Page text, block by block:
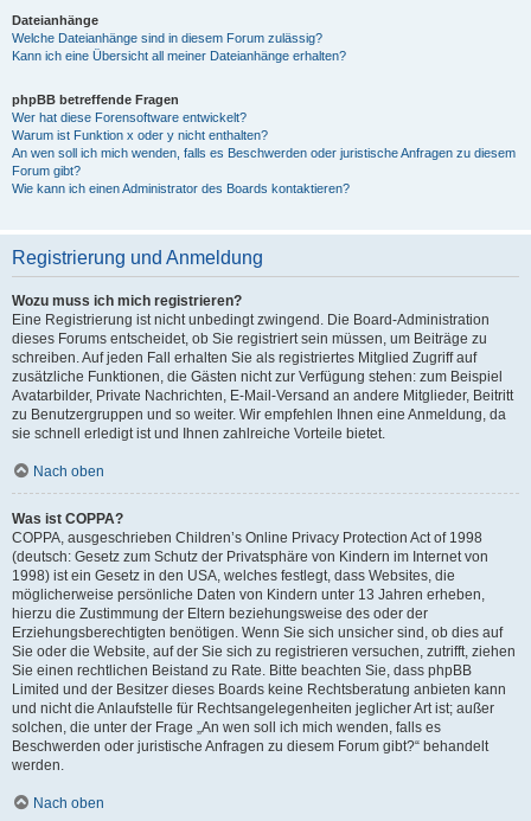
Dateianhänge
Welche Dateianhänge sind in diesem Forum zulässig?
Kann ich eine Übersicht all meiner Dateianhänge erhalten?
phpBB betreffende Fragen
Wer hat diese Forensoftware entwickelt?
Warum ist Funktion x oder y nicht enthalten?
An wen soll ich mich wenden, falls es Beschwerden oder juristische Anfragen zu diesem
Forum gibt?
Wie kann ich einen Administrator des Boards kontaktieren?
Registrierung und Anmeldung
Wozu muss ich mich registrieren?
Eine Registrierung ist nicht unbedingt zwingend. Die Board-Administration
dieses Forums entscheidet, ob Sie registriert sein müssen, um Beiträge zu
schreiben. Auf jeden Fall erhalten Sie als registriertes Mitglied Zugriff auf
zusätzliche Funktionen, die Gästen nicht zur Verfügung stehen: zum Beispiel
Avatarbilder, Private Nachrichten, E-Mail-Versand an andere Mitglieder, Beitritt
zu Benutzergruppen und so weiter. Wir empfehlen Ihnen eine Anmeldung, da
sie schnell erledigt ist und Ihnen zahlreiche Vorteile bietet.
Nach oben
Was ist COPPA?
COPPA, ausgeschrieben Children’s Online Privacy Protection Act of 1998
(deutsch: Gesetz zum Schutz der Privatsphäre von Kindern im Internet von
1998) ist ein Gesetz in den USA, welches festlegt, dass Websites, die
möglicherweise persönliche Daten von Kindern unter 13 Jahren erheben,
hierzu die Zustimmung der Eltern beziehungsweise des oder der
Erziehungsberechtigten benötigen. Wenn Sie sich unsicher sind, ob dies auf
Sie oder die Website, auf der Sie sich zu registrieren versuchen, zutrifft, ziehen
Sie einen rechtlichen Beistand zu Rate. Bitte beachten Sie, dass phpBB
Limited und der Besitzer dieses Boards keine Rechtsberatung anbieten kann
und nicht die Anlaufstelle für Rechtsangelegenheiten jeglicher Art ist; außer
solchen, die unter der Frage „An wen soll ich mich wenden, falls es
Beschwerden oder juristische Anfragen zu diesem Forum gibt?“ behandelt
werden.
Nach oben